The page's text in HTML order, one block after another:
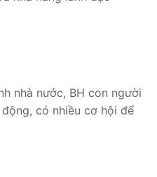
nhà nước, BH con người
có nhiều cơ hội để